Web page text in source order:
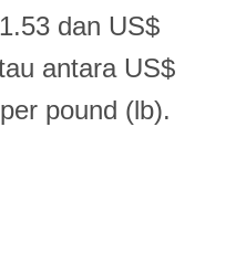
dan US$
antara US$
pound (lb).